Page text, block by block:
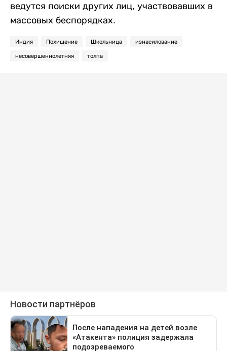
ведутся поиски других лиц, участвовавших в
массовых беспорядках.
Индия Похищение Школьница изнасилование
несовершеннолетняя толпа